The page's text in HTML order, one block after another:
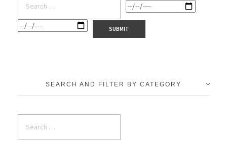
SEARCH AND FILTER BY CATEGORY